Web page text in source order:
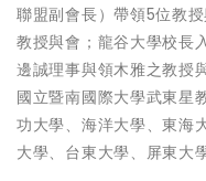
聯盟副會長）帶領5位教
教授與會；龍谷大學校長
邊誠理事與領木雅之教授
國立暨南國際大學武東星
功大學、海洋大學、東海
大學、台東大學、屏東大